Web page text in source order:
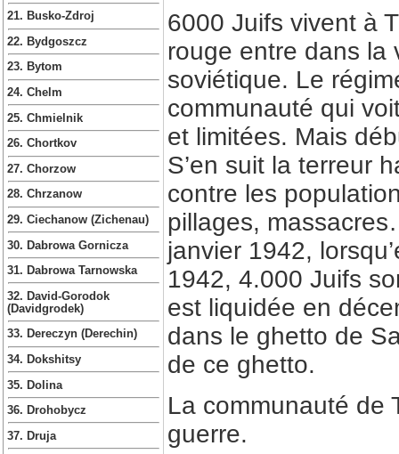
21. Busko-Zdroj
22. Bydgoszcz
23. Bytom
24. Chelm
25. Chmielnik
26. Chortkov
27. Chorzow
28. Chrzanow
29. Ciechanow (Zichenau)
30. Dabrowa Gornicza
31. Dabrowa Tarnowska
32. David-Gorodok
(Davidgrodek)
33. Dereczyn (Derechin)
34. Dokshitsy
35. Dolina
36. Drohobycz
37. Druja
6000 Juifs vivent à
rouge entre dans la
soviétique. Le
communauté qui
et limitées. Mais
S’en suit la terreur
contre les
pillages,
janvier 1942,
1942, 4.000 Juifs
est liquidée en
dans le ghetto de
de ce ghetto.
La communauté de
guerre.